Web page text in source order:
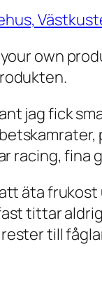
own
jag fick
racing, fina
äta
tittar
till